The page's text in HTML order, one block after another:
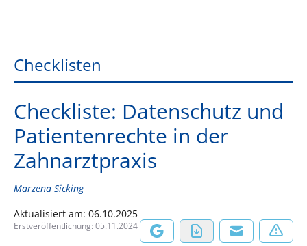
Checklisten
Checkliste: Datenschutz und
Patientenrechte in der
Zahnarztpraxis
Marzena Sicking
Aktualisiert am: 06.10.2025
Erstveröffentlichung: 05.11.2024